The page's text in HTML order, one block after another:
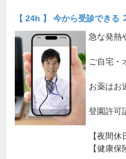
【 24h 】 今から受診できる
急な発熱
ご自宅・
お薬はお
登園許可
【夜間休
【健康保